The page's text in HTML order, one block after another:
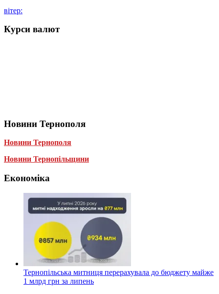
вітер:
Курси валют
Новини Тернополя
Новини Тернополя
Новини Тернопільщини
Економіка
Тернопільська митниця перерахувала до бюджету майже
1 млрд грн за липень